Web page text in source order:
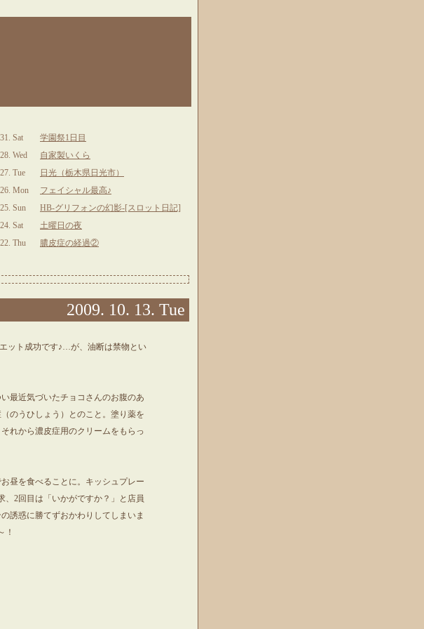
Sat
学園祭1日目
Wed
自家製いくら
Tue
日光（栃木県日光市）
Mon
フェイシャル最高♪
Sun
HB-グリフォンの幻影-[スロット日記]
Sat
土曜日の夜
Thu
膿皮症の経過②
2009. 10. 13. Tue
ット成功です♪…が、油断は禁物とい
最近気づいたチョコさんのお腹のあ
のうひしょう）とのこと。塗り薬を
れから濃皮症用のクリームをもらっ
昼を食べることに。キッシュプレー
、2回目は「いかがですか？」と店員
誘惑に勝てずおかわりしてしまいま
！